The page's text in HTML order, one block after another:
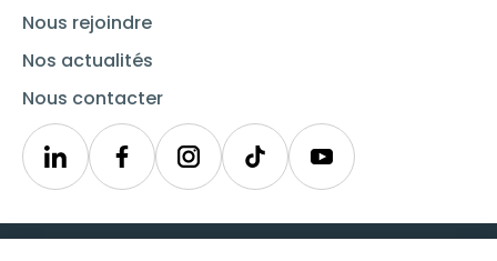
Nous rejoindre
Nos actualités
Nous contacter
LinkedinSynergieInstagramTikTok Youtube